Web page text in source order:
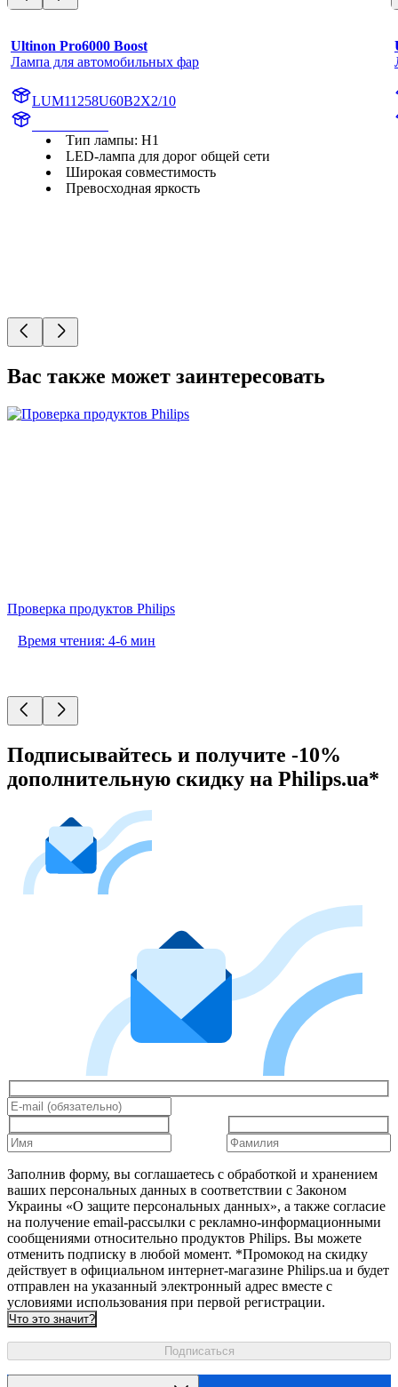
Ultinon Pro6000 Boost
Лампа для автомобильных фар
LUM11258U60B2X2/10
Тип лампы: H1
LED-лампа для дорог общей сети
Широкая совместимость
Превосходная яркость
Вас также может заинтересовать
Проверка продуктов Philips
Время чтения: 4-6 мин
Подписывайтесь и получите -10%
дополнительную скидку на Philips.ua*
Заполнив форму, вы соглашаетесь с обработкой и хранением
ваших персональных данных в соответствии с Законом
Украины «О защите персональных данных», а также согласие
на получение email-рассылки с рекламно-информационными
сообщениями относительно продуктов Philips. Вы можете
отменить подписку в любой момент. *Промокод на скидку
действует в официальном интернет-магазине Philips.ua и будет
отправлен на указанный электронный адрес вместе с
условиями использования при первой регистрации.
Что это значит?
Подписаться